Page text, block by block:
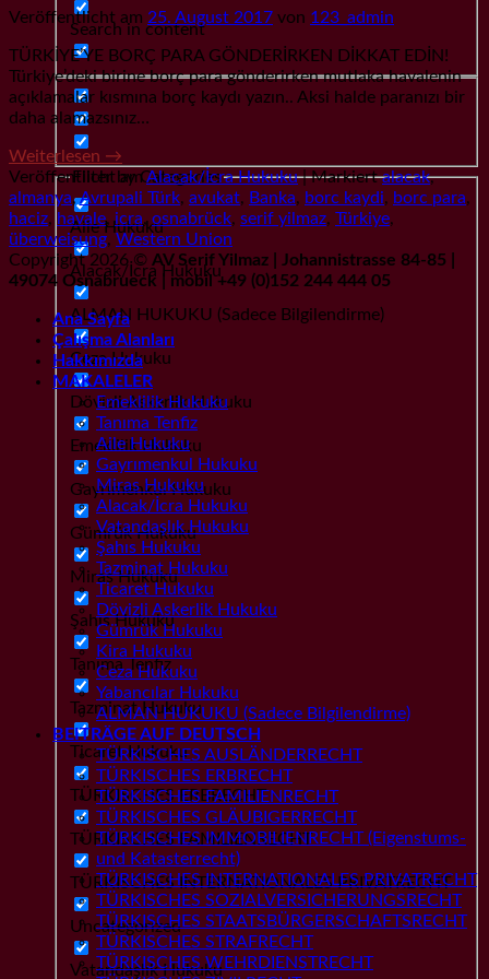
Search in content
Filter by Categories
Aile Hukuku
Alacak/İcra Hukuku
ALMAN HUKUKU (Sadece Bilgilendirme)
Ceza Hukuku
Dövizli Askerlik Hukuku
Emeklilik Hukuku
Gayrımenkul Hukuku
Gümrük Hukuku
Miras Hukuku
Şahıs Hukuku
Tanıma Tenfiz
Tazminat Hukuku
Ticaret Hukuku
TÜRKISCHES ERBRECHT
TÜRKISCHES FAMILIENRECHT
TÜRKISCHES INTERNATIONALES PRIVATRECHT
Uncategorized
Vatandaşlık Hukuku
Veröffentlicht am 25. August 2017 von 123_admin
TÜRKİYE’YE BORÇ PARA GÖNDERİRKEN DİKKAT EDİN!
Türkiye’deki birine borç para gönderirken mutlaka havalenin
açıklamalar kısmına borç kaydı yazın.. Aksi halde paranızı bir
daha alamazsınız…
Weiterlesen →
Veröffentlicht amAlacak/İcra Hukuku |Markiertalacak,
almanya,Avrupali Türk, avukat, Banka, borc kaydi, borc para,
haciz, havale,icra,osnabrück, serif yilmaz, Türkiye,
überweisung, Western Union
Copyright 2026 © AV Serif Yilmaz | Johannistrasse 84-85 |
49074 Osnabrueck | mobil +49 (0)152 244 444 05
Ana Sayfa
Çalışma Alanları
Hakkımızda
MAKALELER
Emeklilik Hukuku
Tanıma Tenfiz
Aile Hukuku
Gayrımenkul Hukuku
Miras Hukuku
Alacak/İcra Hukuku
Vatandaşlık Hukuku
Şahıs Hukuku
Tazminat Hukuku
Ticaret Hukuku
Dövizli Askerlik Hukuku
Gümrük Hukuku
Kira Hukuku
Ceza Hukuku
Yabancılar Hukuku
ALMAN HUKUKU (Sadece Bilgilendirme)
BEITRÄGE AUF DEUTSCH
TÜRKISCHES AUSLÄNDERRECHT
TÜRKISCHES ERBRECHT
TÜRKISCHES FAMILIENRECHT
TÜRKISCHES GLÄUBIGERRECHT
TÜRKISCHES IMMOBILIENRECHT (Eigenstums-
und Katasterrecht)
TÜRKISCHES INTERNATIONALES PRIVATRECHT
TÜRKISCHES SOZIALVERSICHERUNGSRECHT
TÜRKISCHES STAATSBÜRGERSCHAFTSRECHT
TÜRKISCHES STRAFRECHT
TÜRKISCHES WEHRDIENSTRECHT